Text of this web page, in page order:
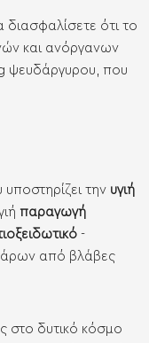
διασφαλίσετε ότι το
και ανόργανων
ψευδάργυρου, που
υποστηρίζει την υγιή
παραγωγή
-
από βλάβες
στο δυτικό κόσμο